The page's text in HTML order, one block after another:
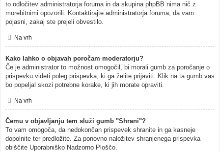
to odločitev administratorja foruma in da skupina phpBB nima nič z
morebitnimi opozorili. Kontaktirajte administratorja foruma, da vam
pojasni, zakaj ste prejeli obvestilo.
Na vrh
Kako lahko o objavah poročam moderatorju?
Če je administrator to možnost omogočil, bi morali gumb za poročanje o
prispevku videti poleg prispevka, ki ga želite prijaviti. Klik na ta gumb vas
bo popeljal skozi potrebne korake, ki jih morate opraviti.
Na vrh
Čemu v objavljanju tem služi gumb "Shrani"?
To vam omogoča, da nedokončan prispevek shranite in ga kasneje
dopolnite ter predložite. Za ponovno naložitev shranjenega prispevka
obiščite Uporabniško Nadzorno Ploščo.